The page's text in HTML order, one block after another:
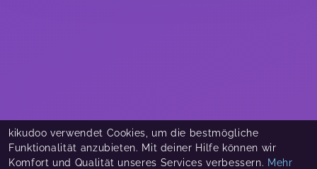
kikudoo verwendet Cookies, um die bestmögliche
Funktionalität anzubieten. Mit deiner Hilfe können wir
Komfort und Qualität unseres Services verbessern. Mehr